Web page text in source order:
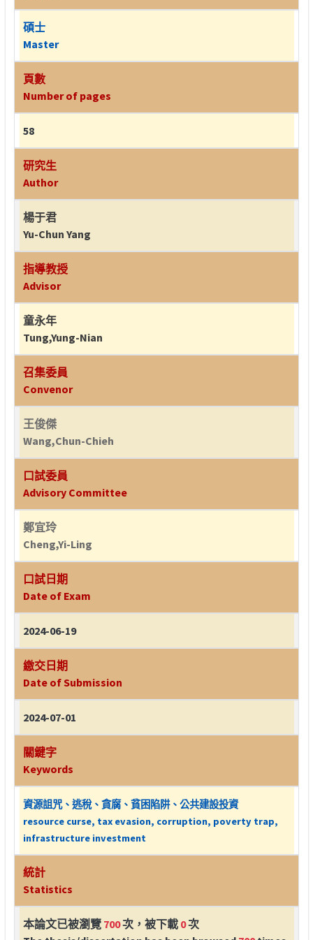
碩士
Master
頁數
Number of pages
58
研究生
Author
楊于君
Yu-Chun Yang
指導教授
Advisor
童永年
Tung,Yung-Nian
召集委員
Convenor
王俊傑
Wang,Chun-Chieh
口試委員
Advisory Committee
鄭宜玲
Cheng,Yi-Ling
口試日期
Date of Exam
2024-06-19
繳交日期
Date of Submission
2024-07-01
關鍵字
Keywords
資源詛咒、逃稅、貪腐、貧困陷阱、公共建設投資
resource curse, tax evasion, corruption, poverty trap,
infrastructure investment
統計
Statistics
本論文已被瀏覽 700次，被下載 0次